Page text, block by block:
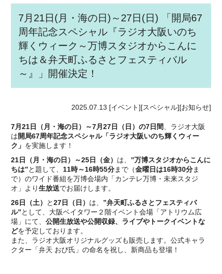
7月21日(月・海の日)～27日(日) 「開局67
周年記念スペシャル『ラジオ大阪いのち
輝くウィーク～万博スタジオからこんに
ちは＆弁天町ふるさとフェスティバル
～』」開催決定！
2025.07.13 [イベント][スペシャル][お知らせ]
7月21日（月・海の日）～7月27日（日）の7日間
、ラジオ大阪
は開局67周年記念スペシャル「ラジオ大阪いのち輝くウィー
ク」 を実施します！
21日（月・海の日）～25日（金） は、 ”万博スタジオからこんに
ちは”と題して、 11時～16時55分まで（金曜日は16時30分ま
で）のワイド番組を万博会場内「カンテレ万博・未来スタジ
オ」より生放送でお届けします。
26日（土）
と27日（日） は、 ”弁天町ふるさとフェスティバ
ル”として、大阪ベイタワー２階イベント会場「アトリウム広
場」にて、公開生放送や公開収録、ライブやトークイベントな
どを予定しております。
また、ラジオ大阪オリジナルグッズも販売します。公式キャラ
クター「弁天 おび氏」の命名を祝し、新商品も登場！